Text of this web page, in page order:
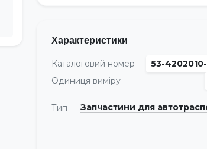
Характеристики
Каталоговий номер
53-
Одиниця виміру
Тип Запчастини для